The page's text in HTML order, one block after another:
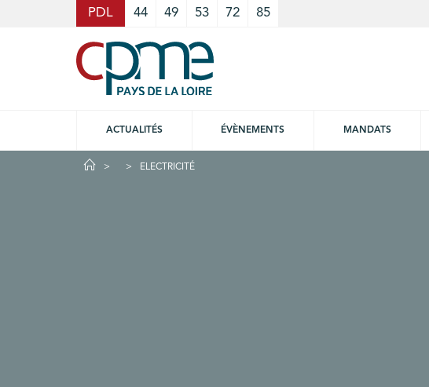
PDL 44 49 53 72 85
ACTUALITÉS ÉVÈNEMENTS MANDATS
ELECTRICITÉ
Cookies management panel